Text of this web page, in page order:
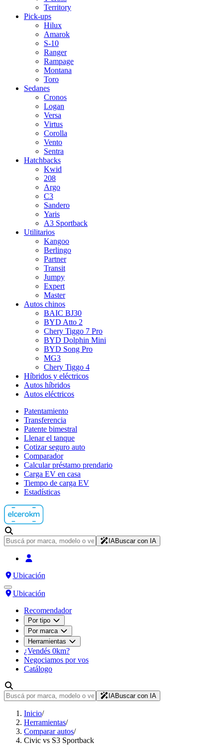
Territory
Pick-ups
Hilux
Amarok
S-10
Ranger
Rampage
Montana
Toro
Sedanes
Cronos
Logan
Versa
Virtus
Corolla
Vento
Sentra
Hatchbacks
Kwid
208
Argo
C3
Sandero
Yaris
A3 Sportback
Utilitarios
Kangoo
Berlingo
Partner
Transit
Jumpy
Expert
Master
Autos chinos
BAIC BJ30
BYD Atto 2
Chery Tiggo 7 Pro
BYD Dolphin Mini
BYD Song Pro
MG3
Chery Tiggo 4
Híbridos y eléctricos
Autos híbridos
Autos eléctricos
Patentamiento
Transferencia
Patente bimestral
Llenar el tanque
Cotizar seguro auto
Comparador
Calcular préstamo prendario
Carga EV en casa
Tiempo de carga EV
Estadísticas
IABuscar con IA
Ubicación
Ubicación
Recomendador
Por tipo
Por marca
Herramientas
¿Vendés 0km?
Negociamos por vos
Catálogo
IABuscar con IA
Inicio/
Herramientas/
Comparar autos/
Civic vs S3 Sportback